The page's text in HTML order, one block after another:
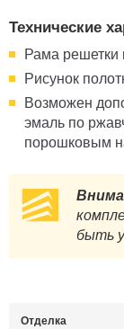
Технические
Рама решетки
Рисунок
Возможен
эмаль по
порошковым
быть
Отделка